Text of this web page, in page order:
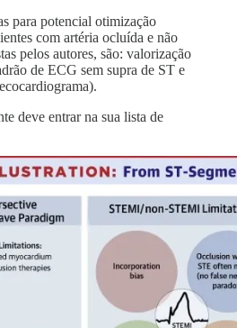
para potencial otimização
com artéria ocluída e não
pelos autores, são: valorização
de ECG sem supra de ST e
deve entrar na sua lista de